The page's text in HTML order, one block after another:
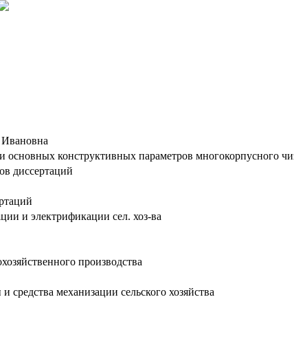
конструктивных параметров многокорпусного
диссертаций
и электрификации сел. хоз-ва
производства
средства механизации сельского хозяйства